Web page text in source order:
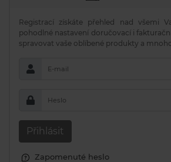
Registrací získáte přehled nad všemi
pohodlné nastavení doručovací i
spravovat vaše oblíbené produkty a
E-mail
Heslo
Přihlásit
Zapomenuté heslo